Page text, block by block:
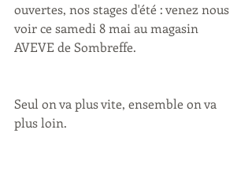
ouvertes, nos stages d'été : venez nous
voir ce samedi 8 mai au magasin
AVEVE de Sombreffe.
Seul on va plus vite, ensemble on va
plus loin.